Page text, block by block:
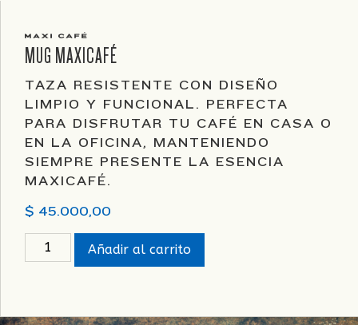
MUG MAXICAFÉ
TAZA RESISTENTE CON DISEÑO
LIMPIO Y FUNCIONAL. PERFECTA
PARA DISFRUTAR TU CAFÉ EN CASA O
EN LA OFICINA, MANTENIENDO
SIEMPRE PRESENTE LA ESENCIA
MAXICAFÉ.
$ 45.000,00
Añadir al carrito